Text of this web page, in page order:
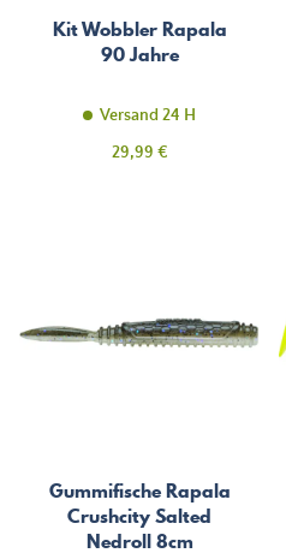
Kit Wobbler Rapala
90 Jahre
Versand 24 H
Preis
29,99 €
Gummifische Rapala
Crushcity Salted
Nedroll 8cm